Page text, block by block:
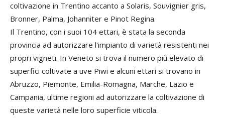
coltivazione in Trentino accanto a Solaris, Souvignier gris,
Bronner, Palma, Johanniter e Pinot Regina.
Il Trentino, con i suoi 104 ettari, è stata la seconda
provincia ad autorizzare l'impianto di varietà resistenti nei
propri vigneti. In Veneto si trova il numero più elevato di
superfici coltivate a uve Piwi e alcuni ettari si trovano in
Abruzzo, Piemonte, Emilia-Romagna, Marche, Lazio e
Campania, ultime regioni ad autorizzare la coltivazione di
queste varietà nelle loro superficie viticola.